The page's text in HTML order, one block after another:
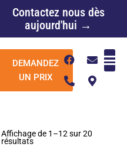
Contactez nous dès
aujourd'hui →
DEMANDEZ
UN PRIX
F
a
e
E
n
v
e
P
h
n
t
M
a
p
-
e
Affichage de 1–12 sur 20
résultats